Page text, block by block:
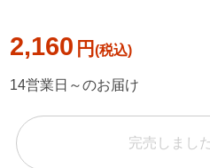
2,160 円
14営業日～のお届け
完売しまし